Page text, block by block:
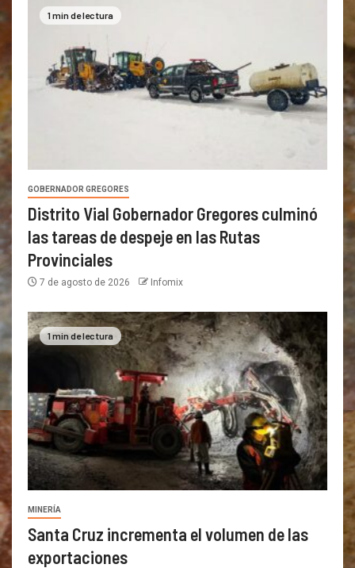
1 min de lectura
GOBERNADOR GREGORES
Distrito Vial Gobernador Gregores culminó
las tareas de despeje en las Rutas
Provinciales
7 de agosto de 2026 Infomix
1 min de lectura
MINERÍA
Santa Cruz incrementa el volumen de las
exportaciones